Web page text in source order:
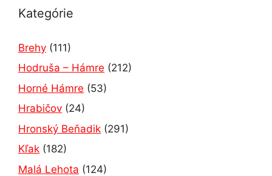
Kategórie
Brehy (111)
Hodruša – Hámre (212)
Horné Hámre (53)
Hrabičov (24)
Hronský Beňadik (291)
Kľak (182)
Malá Lehota (124)